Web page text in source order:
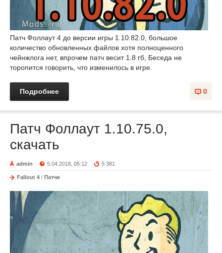
Патч Фоллаут 4 до версии игры 1.10.82.0, большое
количество обновленных файлов хотя полноценного
чейнжлога нет, впрочем патч весит 1.8 гб, Беседа не
торопится говорить, что изменилось в игре.
0
Подробнее
Патч Фоллаут 1.10.75.0,
скачать
admin 5.04.2018, 05:12 5 381
Fallout 4 / Патчи